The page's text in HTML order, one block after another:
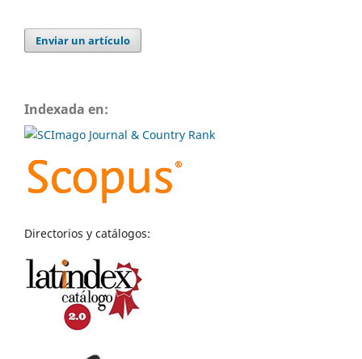
Enviar un artículo
Indexada en:
Directorios y catálogos: